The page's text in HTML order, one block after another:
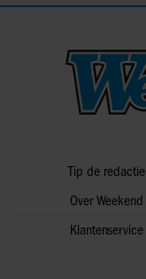
Tip de redactie
Over Weekend
Klantenservice